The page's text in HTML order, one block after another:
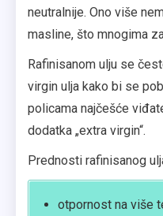
neutralnije. Ono više
masline, što mnogima
Rafinisanom ulju se
virgin ulja kako bi se
policama najčešće
dodatka „extra virgin“.
Prednosti rafinisanog
otpornost na više